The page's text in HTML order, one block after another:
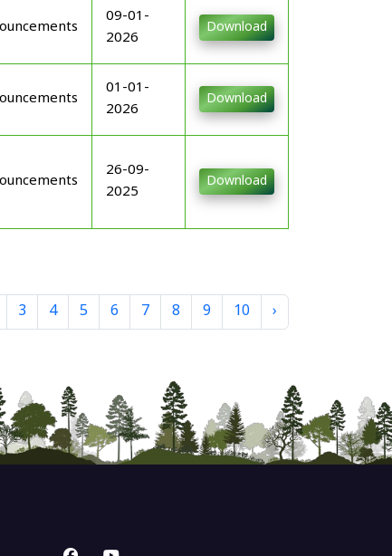
09-01-
2026
Download
01-01-
2026
Download
26-09-
2025
Download
3 4 5 6 7 8 9 10 ›